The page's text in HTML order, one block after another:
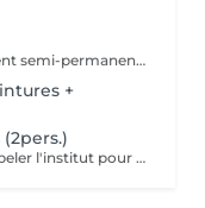
Le rehaussement des cils est un traitement semi-permanent qui donne une courbure naturelle et un effet lifté. Vous pouvez opter pour une technique coréen si vous le désirez. Les 24-48 premières heures sont cruciales. Voici les recommandations à suivre après la prestation pour optimiser les résultats et la tenue: -Evitez l'eau, la vapeur, l'humidité et la chaleur excessive (pas de douche chaude, sauna, hammam) -Ne frottez pas vos yeux et ne dormez pas le visage écrasé contre l'oreiller -Pas de maquillage sur la zone (mascara, fards, crayon) pendant 24 à 48h -Evitez les produits gras ou huileux qui peuvent réduire la durée du rehaussement -Hydratez vos cils avec un sérum adapté pour prolonger l'effet -Ne courbez pas vos cils avec un recourbe-cils mécanique, cela peut casser la courbure En respectant ces conseils, le rehaussement durera entre 4 à 6 semaines avec un effet optimal.
+
Impossible de réserver en ligne il faut appeler l'institut pour la réservation